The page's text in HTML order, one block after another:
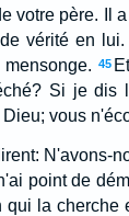
votre père. Il
vérité en
45
Si je dis
vous
N'avons-
point de
qui la cherche